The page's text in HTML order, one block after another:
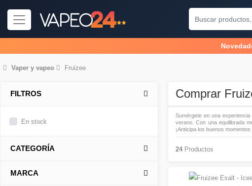
Vaper y vapeo Fruizee
FILTROS
En stock
CATEGORÍA
MARCA
Comprar
Sumérgete en una
verano. Con una equilibrada
¡Anticipa los buenos
24 Productos